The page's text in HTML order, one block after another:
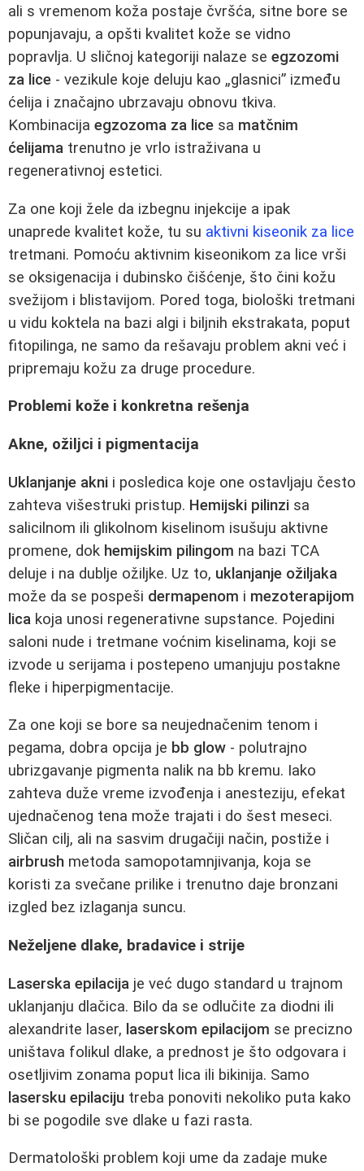
ali s vremenom koža postaje čvršća, sitne bore se
popunjavaju, a opšti kvalitet kože se vidno
popravlja. U sličnoj kategoriji nalaze se egzozomi
za lice - vezikule koje deluju kao „glasnici” između
ćelija i značajno ubrzavaju obnovu tkiva.
Kombinacija egzozoma za lice sa matčnim
ćelijama trenutno je vrlo istraživana u
regenerativnoj estetici.
Za one koji žele da izbegnu injekcije a ipak
unaprede kvalitet kože, tu su aktivni kiseonik za lice
tretmani. Pomoću aktivnim kiseonikom za lice vrši
se oksigenacija i dubinsko čišćenje, što čini kožu
svežijom i blistavijom. Pored toga, biološki tretmani
u vidu koktela na bazi algi i biljnih ekstrakata, poput
fitopilinga, ne samo da rešavaju problem akni već i
pripremaju kožu za druge procedure.
Problemi kože i konkretna rešenja
Akne, ožiljci i pigmentacija
Uklanjanje akni i posledica koje one ostavljaju često
zahteva višestruki pristup. Hemijski pilinzi sa
salicilnom ili glikolnom kiselinom isušuju aktivne
promene, dok hemijskim pilingom na bazi TCA
deluje i na dublje ožiljke. Uz to, uklanjanje ožiljaka
može da se pospeši dermapenom i mezoterapijom
lica koja unosi regenerativne supstance. Pojedini
saloni nude i tretmane voćnim kiselinama, koji se
izvode u serijama i postepeno umanjuju postakne
fleke i hiperpigmentacije.
Za one koji se bore sa neujednačenim tenom i
pegama, dobra opcija je bb glow - polutrajno
ubrizgavanje pigmenta nalik na bb kremu. Iako
zahteva duže vreme izvođenja i anesteziju, efekat
ujednačenog tena može trajati i do šest meseci.
Sličan cilj, ali na sasvim drugačiji način, postiže i
airbrush metoda samopotamnjivanja, koja se
koristi za svečane prilike i trenutno daje bronzani
izgled bez izlaganja suncu.
Neželjene dlake, bradavice i strije
Laserska epilacija je već dugo standard u trajnom
uklanjanju dlačica. Bilo da se odlučite za diodni ili
alexandrite laser, laserskom epilacijom se precizno
uništava folikul dlake, a prednost je što odgovara i
osetljivim zonama poput lica ili bikinija. Samo
lasersku epilaciju treba ponoviti nekoliko puta kako
bi se pogodile sve dlake u fazi rasta.
Dermatološki problem koji ume da zadaje muke